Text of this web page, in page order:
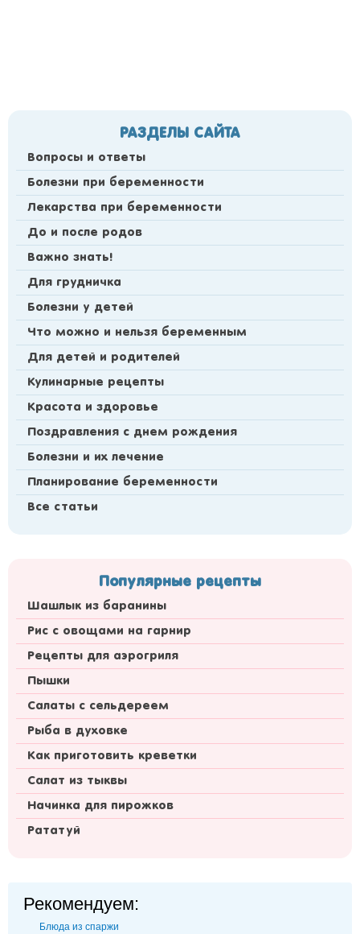
РАЗДЕЛЫ САЙТА
Вопросы и ответы
Болезни при беременности
Лекарства при беременности
До и после родов
Важно знать!
Для грудничка
Болезни у детей
Что можно и нельзя беременным
Для детей и родителей
Кулинарные рецепты
Красота и здоровье
Поздравления с днем рождения
Болезни и их лечение
Планирование беременности
Все статьи
Популярные рецепты
Шашлык из баранины
Рис с овощами на гарнир
Рецепты для аэрогриля
Пышки
Салаты с сельдереем
Рыба в духовке
Как приготовить креветки
Салат из тыквы
Начинка для пирожков
Рататуй
Рекомендуем:
Блюда из спаржи